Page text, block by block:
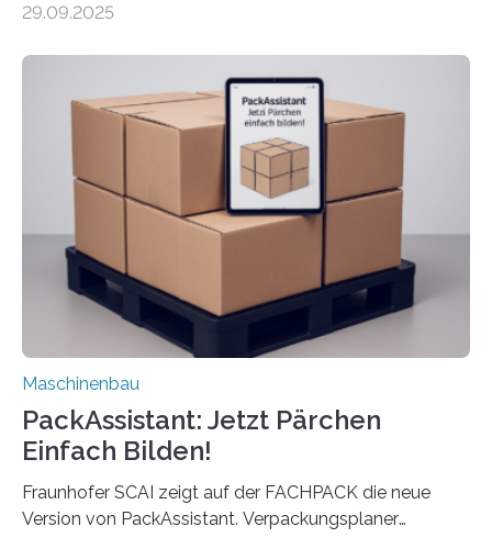
Mensch-Maschine-Schnittstelle so sehr vereinfacht,
Die zugrunde liegende Methodik lässt sich auf alle
anderen Maschinen übertragen. Eine Falzmaschine
umzurüsten ist ein Job für echte Profis. Eine solche
Maschine faltet in Druckereien Broschüren, Prospekte,
Landkarten und vieles mehr – mehrere Zehntausend
Exemplare pro Stunde. Je nach Maschinentyp und
Auftrag kann das Umrüsten…
29.09.2025
Maschinenbau
PackAssistant: Jetzt Pärchen
Einfach Bilden!
Fraunhofer SCAI zeigt auf der FACHPACK die neue
Version von PackAssistant. Verpackungsplaner